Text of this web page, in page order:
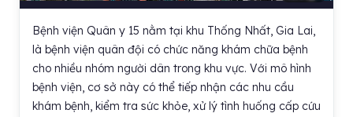
Bệnh viện Quân y 15 nằm tại khu Thống Nhất, Gia Lai,
là bệnh viện quân đội có chức năng khám chữa bệnh
cho nhiều nhóm người dân trong khu vực. Với mô hình
bệnh viện, cơ sở này có thể tiếp nhận các nhu cầu
khám bệnh, kiểm tra sức khỏe, xử lý tình huống cấp cứu